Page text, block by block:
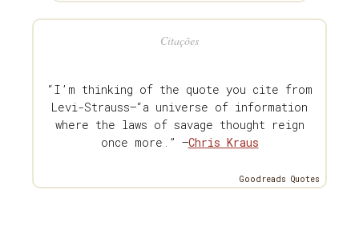
Citações
“I’m thinking of the quote you cite from
Levi-Strauss—“a universe of information
where the laws of savage thought reign
once more.” —Chris Kraus
Goodreads Quotes